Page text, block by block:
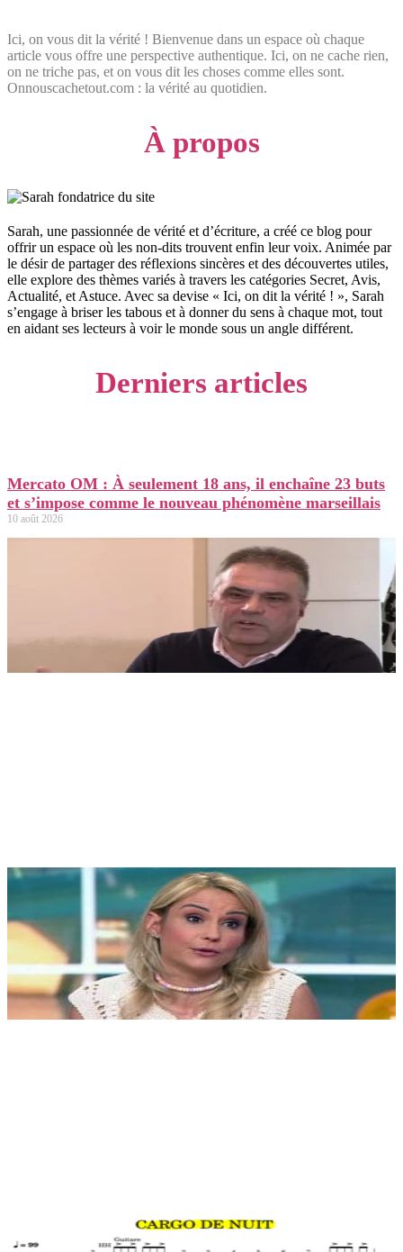
Ici, on vous dit la vérité ! Bienvenue dans un espace où chaque
article vous offre une perspective authentique. Ici, on ne cache rien,
on ne triche pas, et on vous dit les choses comme elles sont.
Onnouscachetout.com : la vérité au quotidien.
À propos
Sarah, une passionnée de vérité et d’écriture, a créé ce blog pour
offrir un espace où les non-dits trouvent enfin leur voix. Animée par
le désir de partager des réflexions sincères et des découvertes utiles,
elle explore des thèmes variés à travers les catégories Secret, Avis,
Actualité, et Astuce. Avec sa devise « Ici, on dit la vérité ! », Sarah
s’engage à briser les tabous et à donner du sens à chaque mot, tout
en aidant ses lecteurs à voir le monde sous un angle différent.
Derniers articles
Mercato OM : À seulement 18 ans, il enchaîne 23 buts
et s’impose comme le nouveau phénomène marseillais
10 août 2026